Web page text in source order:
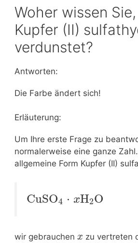
Woher wissen
Kupfer (II)
verdunstet?
Antworten:
Die Farbe ändert sich!
Erläuterung:
Um Ihre erste Frage zu
normalerweise eine ganze
allgemeine Form Kupfer (II)
CuSO4 ⋅ xH2O
wir gebrauchen x zu vertreten